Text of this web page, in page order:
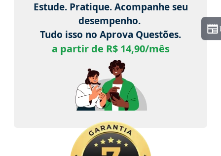
Estude. Pratique. Acompanhe seu
desempenho.
Tudo isso no Aprova Questões.
a partir de R$ 14,90/mês